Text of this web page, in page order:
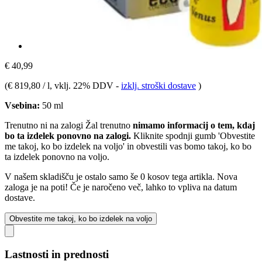
€ 40,99
(€ 819,80 / l, vklj. 22% DDV - izklj. stroški dostave )
Vsebina: 50 ml
Trenutno ni na zalogi Žal trenutno nimamo informacij o tem, kdaj
bo ta izdelek ponovno na zalogi. Kliknite spodnji gumb 'Obvestite
me takoj, ko bo izdelek na voljo' in obvestili vas bomo takoj, ko bo
ta izdelek ponovno na voljo.
V našem skladišču je ostalo samo še 0 kosov tega artikla. Nova
zaloga je na poti! Če je naročeno več, lahko to vpliva na datum
dostave.
Obvestite me takoj, ko bo izdelek na voljo
Lastnosti in prednosti